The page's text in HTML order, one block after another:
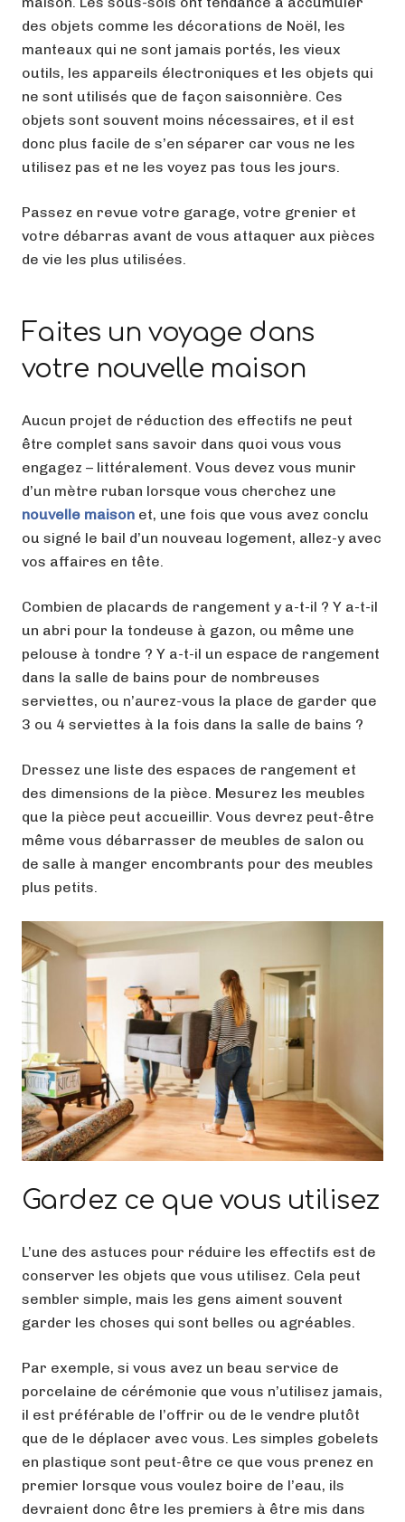
des objets comme les décorations de Noël, les
manteaux qui ne sont jamais portés, les vieux
outils, les appareils électroniques et les objets qui
ne sont utilisés que de façon saisonnière. Ces
objets sont souvent moins nécessaires, et il est
donc plus facile de s’en séparer car vous ne les
utilisez pas et ne les voyez pas tous les jours.
Passez en revue votre garage, votre grenier et
votre débarras avant de vous attaquer aux pièces
de vie les plus utilisées.
Faites un voyage dans
votre nouvelle maison
Aucun projet de réduction des effectifs ne peut
être complet sans savoir dans quoi vous vous
engagez – littéralement. Vous devez vous munir
d’un mètre ruban lorsque vous cherchez une
nouvelle maison et, une fois que vous avez conclu
ou signé le bail d’un nouveau logement, allez-y avec
vos affaires en tête.
Combien de placards de rangement y a-t-il ? Y a-t-il
un abri pour la tondeuse à gazon, ou même une
pelouse à tondre ? Y a-t-il un espace de rangement
dans la salle de bains pour de nombreuses
serviettes, ou n’aurez-vous la place de garder que
3 ou 4 serviettes à la fois dans la salle de bains ?
Dressez une liste des espaces de rangement et
des dimensions de la pièce. Mesurez les meubles
que la pièce peut accueillir. Vous devrez peut-être
même vous débarrasser de meubles de salon ou
de salle à manger encombrants pour des meubles
plus petits.
Gardez ce que vous utilisez
L’une des astuces pour réduire les effectifs est de
conserver les objets que vous utilisez. Cela peut
sembler simple, mais les gens aiment souvent
garder les choses qui sont belles ou agréables.
Par exemple, si vous avez un beau service de
porcelaine de cérémonie que vous n’utilisez jamais,
il est préférable de l’offrir ou de le vendre plutôt
que de le déplacer avec vous. Les simples gobelets
en plastique sont peut-être ce que vous prenez en
premier lorsque vous voulez boire de l’eau, ils
devraient donc être les premiers à être mis dans